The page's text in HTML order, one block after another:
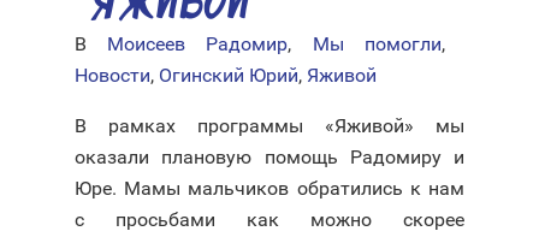
В Моисеев Радомир, Мы помогли,
Новости, Огинский Юрий, Яживой
В рамках программы «Яживой» мы
оказали плановую помощь Радомиру и
Юре. Мамы мальчиков обратились к нам
с просьбами как можно скорее